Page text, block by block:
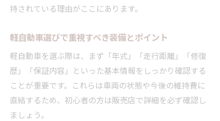
保証や整備内容も予算管理のポイントに
日常使いの実用車はどこを見極めるべきか
軽自動車の日常使いで重視するべき性能
実用性の高い軽自動車の条件を徹底解説
家族や通勤に適した軽自動車の選び方
収納力や乗り心地で軽自動車を比較しよう
持されている理由がここにあります。
軽自動車選びで重視すべき装備とポイント
軽自動車を選ぶ際は、まず「年式」「走行距離」「修復
歴」「保証内容」といった基本情報をしっかり確認する
ことが重要です。これらは車両の状態や今後の維持費に
直結するため、初心者の方は販売店で詳細を必ず確認し
ましょう。